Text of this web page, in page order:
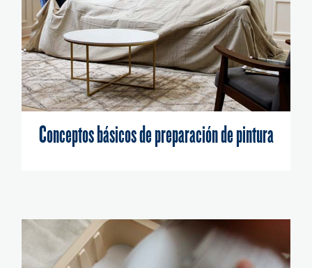
Conceptos básicos de preparación de pintura